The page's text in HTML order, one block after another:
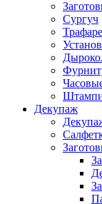
Сургуч
Декупаж